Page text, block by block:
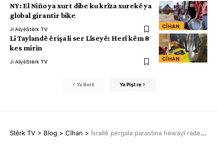
CÎHAN
NY: El Niño ya xurt dibe ku krîza xurekê ya
global girantir bike
Ji AliyêStêrk TV
CÎHAN
Li Taylandê êrişa li ser Lîseyê: Herî kêm 8
kes mirin
Ji AliyêStêrk TV
Ya Berê Ya Pişt re
Stêrk TV > Blog > Cîhan > Îsraîlê pergala parastina hewayî radestî Qibrisê kir